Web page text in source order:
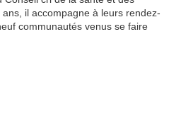
il accompagne à leurs rendez-
communautés venus se faire